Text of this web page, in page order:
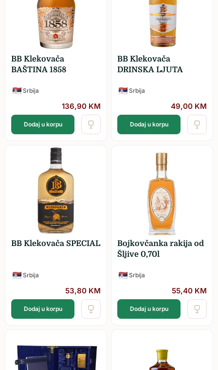
BB Klekovača
BAŠTINA 1858
Srbija
136,90 KM
Dodaj u korpu
BB Klekovača
DRINSKA LJUTA
Srbija
49,00 KM
Dodaj u korpu
BB Klekovača SPECIAL
Srbija
53,80 KM
Dodaj u korpu
Bojkovčanka rakija od
Šljive 0,70l
Srbija
55,40 KM
Dodaj u korpu